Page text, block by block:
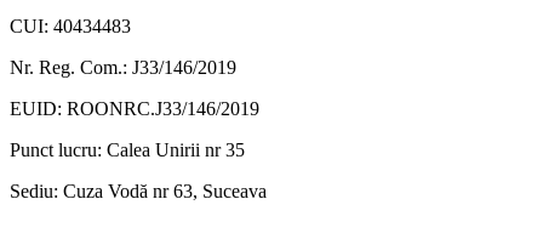
CUI: 40434483
Nr. Reg. Com.: J33/146/2019
EUID: ROONRC.J33/146/2019
Punct lucru: Calea Unirii nr 35
Sediu: Cuza Vodă nr 63, Suceava